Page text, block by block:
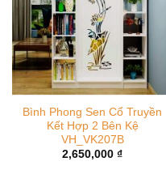
Bình Phong Sen Cổ Truyền
Kết Hợp 2 Bên Kệ
VH_VK207B
2,650,000 ₫